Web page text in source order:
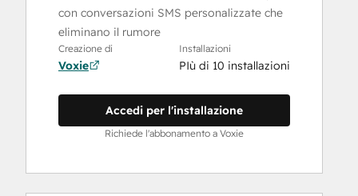
con conversazioni SMS personalizzate che
eliminano il rumore
Creazione di
Voxie
Installazioni
PIù di 10 installazioni
Accedi per l'installazione
Richiede l'abbonamento a Voxie